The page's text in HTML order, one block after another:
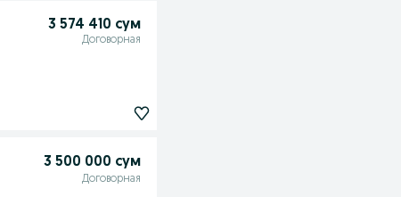
3 574 410 сум
Договорная
3 500 000 сум
Договорная